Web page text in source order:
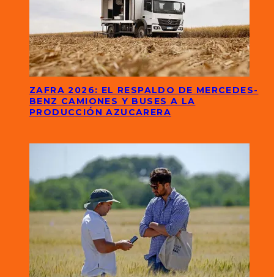
ZAFRA 2026: EL RESPALDO DE MERCEDES-
BENZ CAMIONES Y BUSES A LA
PRODUCCIÓN AZUCARERA